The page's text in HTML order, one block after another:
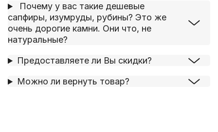
Почему у вас такие дешевые
сапфиры, изумруды, рубины? Это же
очень дорогие камни. Они что, не
натуральные?
Предоставляете ли Вы скидки?
Можно ли вернуть товар?